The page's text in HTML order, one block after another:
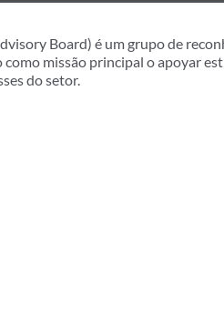
Board) é um grupo de
missão principal o apoyar
do setor.